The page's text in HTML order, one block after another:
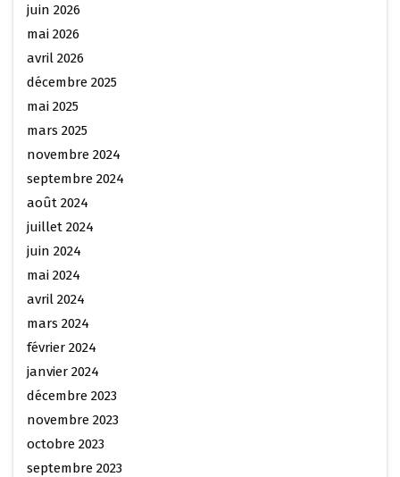
juin 2026
mai 2026
avril 2026
décembre 2025
mai 2025
mars 2025
novembre 2024
septembre 2024
août 2024
juillet 2024
juin 2024
mai 2024
avril 2024
mars 2024
février 2024
janvier 2024
décembre 2023
novembre 2023
octobre 2023
septembre 2023